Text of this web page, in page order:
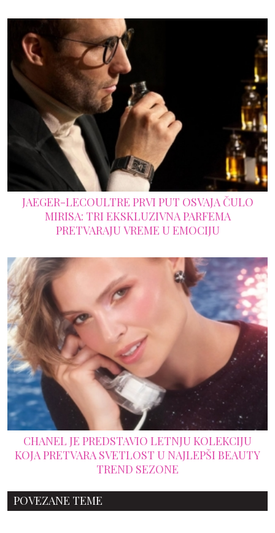
JAEGER-LECOULTRE PRVI PUT OSVAJA ČULO
MIRISA: TRI EKSKLUZIVNA PARFEMA
PRETVARAJU VREME U EMOCIJU
CHANEL JE PREDSTAVIO LETNJU KOLEKCIJU
KOJA PRETVARA SVETLOST U NAJLEPŠI BEAUTY
TREND SEZONE
POVEZANE TEME